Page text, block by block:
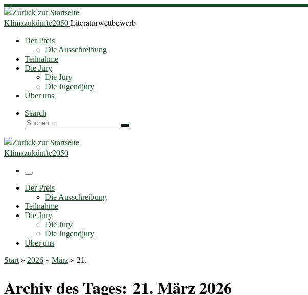
Zum
Inhalt
springen
Klimazukünfte2050Literaturwettbewerb
Der Preis
Die Ausschreibung
Teilnahme
Die Jury
Die Jury
Die Jugendjury
Über uns
Search
Suche
Suchen …
Klimazukünfte2050
Menü
Der Preis
Die Ausschreibung
Teilnahme
Die Jury
Die Jury
Die Jugendjury
Über uns
Start » 2026 » März » 21.
Archiv des Tages: 21. März 2026